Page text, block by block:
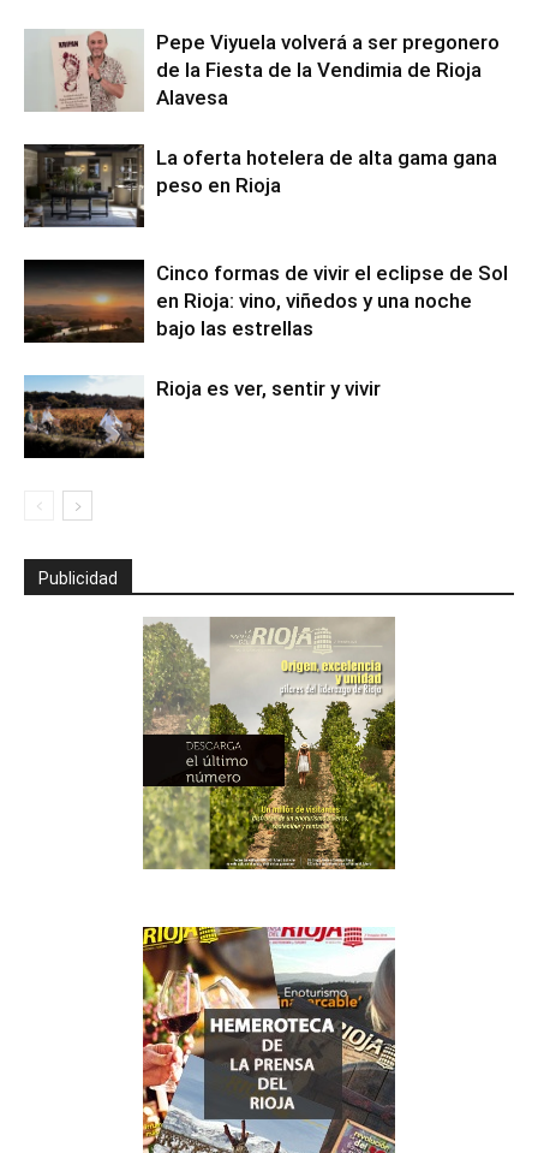
Pepe Viyuela volverá a ser pregonero
de la Fiesta de la Vendimia de Rioja
Alavesa
La oferta hotelera de alta gama gana
peso en Rioja
Cinco formas de vivir el eclipse de Sol
en Rioja: vino, viñedos y una noche
bajo las estrellas
Rioja es ver, sentir y vivir
Publicidad